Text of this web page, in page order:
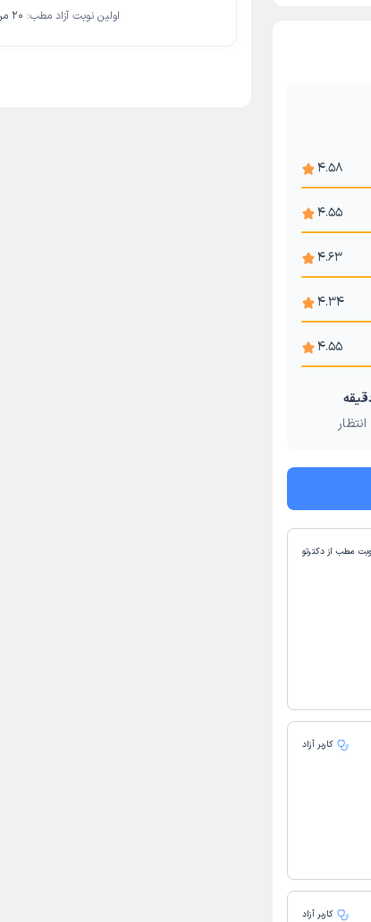
اولین نوبت آزاد مطب: 20 مرداد 1405
4.58
4.55
4.63
4.34
4.55
مطب از دکترتو
کاربر آزاد
کاربر آزاد